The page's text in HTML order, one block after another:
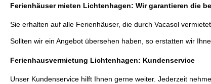
Ferienhäuser mieten Lichtenhagen: Wir garantieren die
Sie erhalten auf alle Ferienhäuser, die durch Vacasol
Sollten wir ein Angebot übersehen haben, so erstatten wir
Ferienhausvermietung Lichtenhagen: Kundenservice
Unser Kundenservice hilft Ihnen gerne weiter. Jederzeit